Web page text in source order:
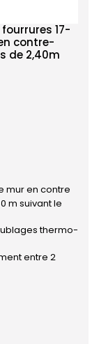
17-
contre-
de 2,40m
mur en contre
m suivant le
thermo-
entre 2